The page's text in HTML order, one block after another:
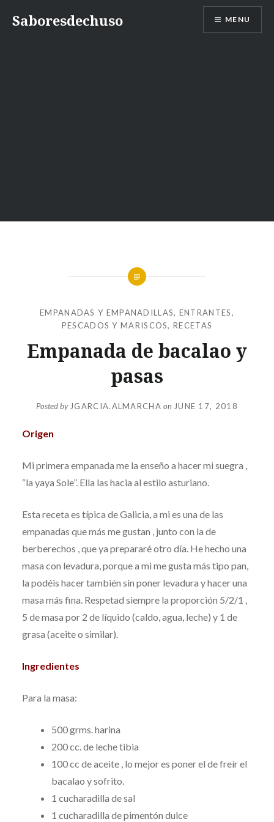
Saboresdechuso MENU
EMPANADAS Y EMPANADILLAS, ENTRANTES,
PESCADOS Y MARISCOS,RECETAS
Empanada de bacalao y
pasas
Posted by JGARCIA.ALMARCHA on JUNE 17, 2018
Origen
Mi primera empanada me la enseño a hacer mi suegra ,
“la yaya Sole”. Ella las hacia al estilo asturiano.
Esta receta es típica de Galicia, a mi es una de las
empanadas que más me gustan , junto con la de
berberechos , que ya prepararé otro día. He hecho una
masa con levadura, porque a mi me gusta más tipo pan,
la podéis hacer también sin poner levadura y hacer una
masa más fina. Respetad siempre la proporción 5/2/1 ,
5 de masa por 2 de líquido (caldo, agua, leche) y 1 de
grasa (aceite o similar).
Ingredientes
Para la masa:
500 grms. harina
200 cc. de leche tibia
100 cc de aceite , lo mejor es poner el de freír el
bacalao y sofrito.
1 cucharadilla de sal
1 cucharadilla de pimentón dulce